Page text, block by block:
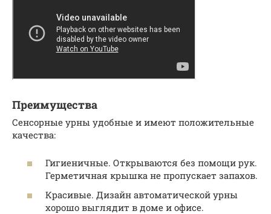
Преимущества
Сенсорные урны удобные и имеют положительные
качества:
Гигиеничные. Открываются без помощи рук.
Герметичная крышка не пропускает запахов.
Красивые. Дизайн автоматической урны
хорошо выглядит в доме и офисе.